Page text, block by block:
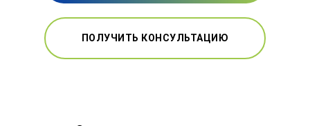
ПОЛУЧИТЬ КОНСУЛЬТАЦИЮ